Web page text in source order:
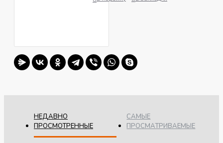
НЕДАВНО
ПРОСМОТРЕННЫЕ
САМЫЕ
ПРОСМАТРИВАЕМЫЕ